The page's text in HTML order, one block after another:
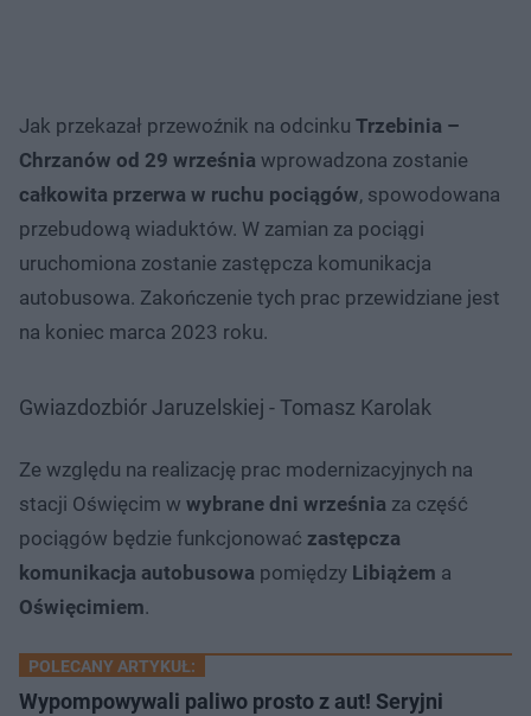
Jak przekazał przewoźnik na odcinku Trzebinia –
Chrzanów od 29 września wprowadzona zostanie
całkowita przerwa w ruchu pociągów, spowodowana
przebudową wiaduktów. W zamian za pociągi
uruchomiona zostanie zastępcza komunikacja
autobusowa. Zakończenie tych prac przewidziane jest
na koniec marca 2023 roku.
Gwiazdozbiór Jaruzelskiej - Tomasz Karolak
Ze względu na realizację prac modernizacyjnych na
stacji Oświęcim w wybrane dni września za część
pociągów będzie funkcjonować zastępcza
komunikacja autobusowa pomiędzy Libiążem a
Oświęcimiem.
POLECANY ARTYKUŁ:
Wypompowywali paliwo prosto z aut! Seryjni